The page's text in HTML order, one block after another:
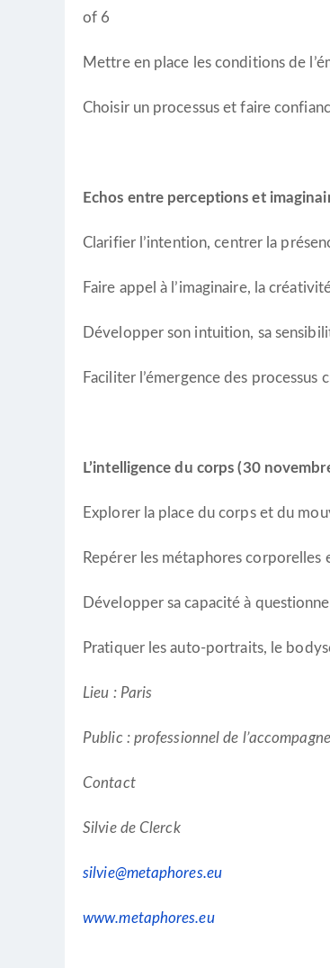
of 6
Mettre en place les conditions de
Choisir un processus et faire
Echos entre perceptions et
Clarifier l’intention, centrer la
Faire appel à l’imaginaire, la
Développer son intuition, sa
Faciliter l’émergence des processus
L’intelligence du corps (30
Explorer la place du corps et du
Repérer les métaphores corporelles
Développer sa capacité à
Pratiquer les auto-portraits, le
Lieu : Paris
Public : professionnel de
Contact
Silvie de Clerck
silvie@metaphores.eu
www.metaphores.eu